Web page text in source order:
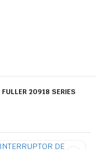
FULLER 20918 SERIES